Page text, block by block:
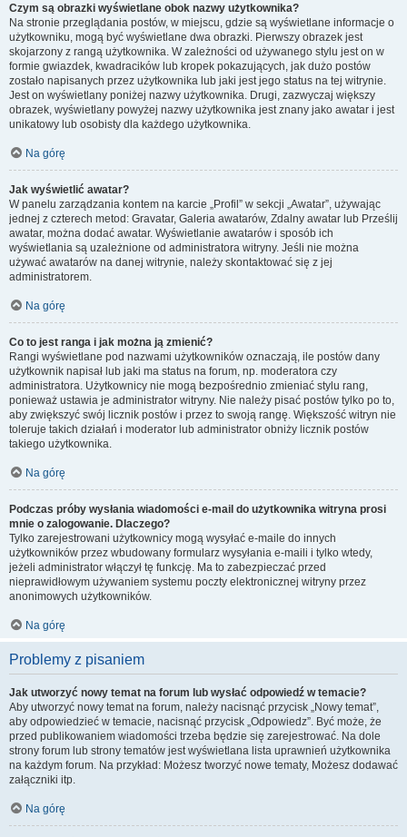
Czym są obrazki wyświetlane obok nazwy użytkownika?
Na stronie przeglądania postów, w miejscu, gdzie są wyświetlane informacje o
użytkowniku, mogą być wyświetlane dwa obrazki. Pierwszy obrazek jest
skojarzony z rangą użytkownika. W zależności od używanego stylu jest on w
formie gwiazdek, kwadracików lub kropek pokazujących, jak dużo postów
zostało napisanych przez użytkownika lub jaki jest jego status na tej witrynie.
Jest on wyświetlany poniżej nazwy użytkownika. Drugi, zazwyczaj większy
obrazek, wyświetlany powyżej nazwy użytkownika jest znany jako awatar i jest
unikatowy lub osobisty dla każdego użytkownika.
Na górę
Jak wyświetlić awatar?
W panelu zarządzania kontem na karcie „Profil” w sekcji „Awatar”, używając
jednej z czterech metod: Gravatar, Galeria awatarów, Zdalny awatar lub Prześlij
awatar, można dodać awatar. Wyświetlanie awatarów i sposób ich
wyświetlania są uzależnione od administratora witryny. Jeśli nie można
używać awatarów na danej witrynie, należy skontaktować się z jej
administratorem.
Na górę
Co to jest ranga i jak można ją zmienić?
Rangi wyświetlane pod nazwami użytkowników oznaczają, ile postów dany
użytkownik napisał lub jaki ma status na forum, np. moderatora czy
administratora. Użytkownicy nie mogą bezpośrednio zmieniać stylu rang,
ponieważ ustawia je administrator witryny. Nie należy pisać postów tylko po to,
aby zwiększyć swój licznik postów i przez to swoją rangę. Większość witryn nie
toleruje takich działań i moderator lub administrator obniży licznik postów
takiego użytkownika.
Na górę
Podczas próby wysłania wiadomości e-mail do użytkownika witryna prosi
mnie o zalogowanie. Dlaczego?
Tylko zarejestrowani użytkownicy mogą wysyłać e-maile do innych
użytkowników przez wbudowany formularz wysyłania e-maili i tylko wtedy,
jeżeli administrator włączył tę funkcję. Ma to zabezpieczać przed
nieprawidłowym używaniem systemu poczty elektronicznej witryny przez
anonimowych użytkowników.
Na górę
Problemy z pisaniem
Jak utworzyć nowy temat na forum lub wysłać odpowiedź w temacie?
Aby utworzyć nowy temat na forum, należy nacisnąć przycisk „Nowy temat”,
aby odpowiedzieć w temacie, nacisnąć przycisk „Odpowiedz”. Być może, że
przed publikowaniem wiadomości trzeba będzie się zarejestrować. Na dole
strony forum lub strony tematów jest wyświetlana lista uprawnień użytkownika
na każdym forum. Na przykład: Możesz tworzyć nowe tematy, Możesz dodawać
załączniki itp.
Na górę